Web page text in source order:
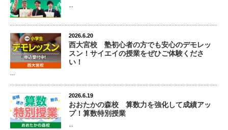
2026.6.20
西大宮校 塾初心者の方でも安心のデモレッ
スン！サイエイの授業をぜひご体験くださ
い！
2026.6.19
おおたかの森校 算数力を強化して成績アッ
プ！算数特別授業